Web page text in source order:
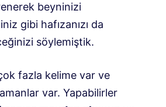
beyninizi
gibi hafızanızı da
söylemiştik.
fazla kelime var ve
var. Yapabilirler